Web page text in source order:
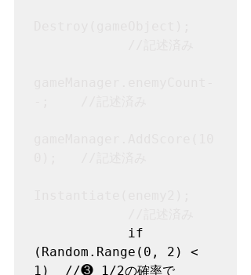
(Random.Range(0, 2) <
1)	//❸ 1/2の確率で